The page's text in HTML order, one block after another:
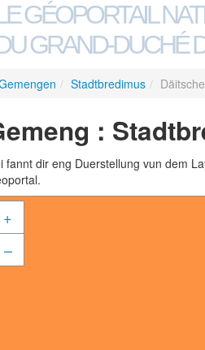
GÉOPORTAIL
GRAND-DUCHÉ
/ Stadtbredimus /
:
fannt dir eng Duerstellung vun dem
+
–